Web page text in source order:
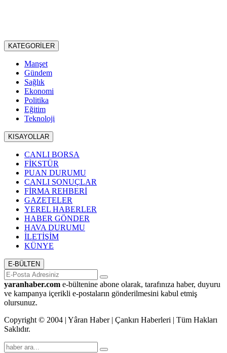
KATEGORİLER
Manşet
Gündem
Sağlık
Ekonomi
Politika
Eğitim
Teknoloji
KISAYOLLAR
CANLI BORSA
FİKSTÜR
PUAN DURUMU
CANLI SONUÇLAR
FİRMA REHBERİ
GAZETELER
YEREL HABERLER
HABER GÖNDER
HAVA DURUMU
İLETİŞİM
KÜNYE
E-BÜLTEN
yaranhaber.com e-bültenine abone olarak, tarafınıza haber, duyuru
ve kampanya içerikli e-postaların gönderilmesini kabul etmiş
olursunuz.
Copyright © 2004 | Yâran Haber | Çankırı Haberleri | Tüm Hakları
Saklıdır.